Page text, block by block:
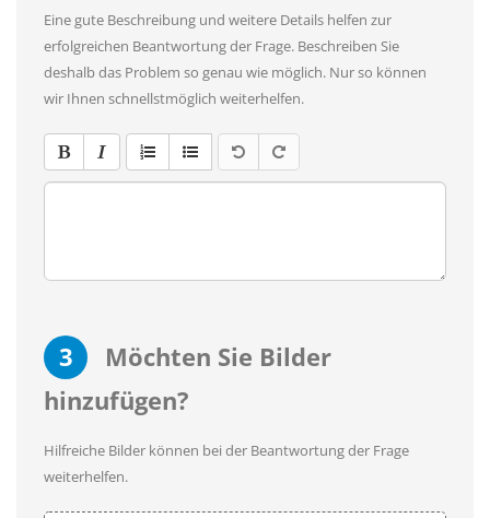
Eine gute Beschreibung und weitere Details helfen zur
erfolgreichen Beantwortung der Frage. Beschreiben Sie
deshalb das Problem so genau wie möglich. Nur so können
wir Ihnen schnellstmöglich weiterhelfen.
3
Möchten Sie Bilder
hinzufügen?
Hilfreiche Bilder können bei der Beantwortung der Frage
weiterhelfen.